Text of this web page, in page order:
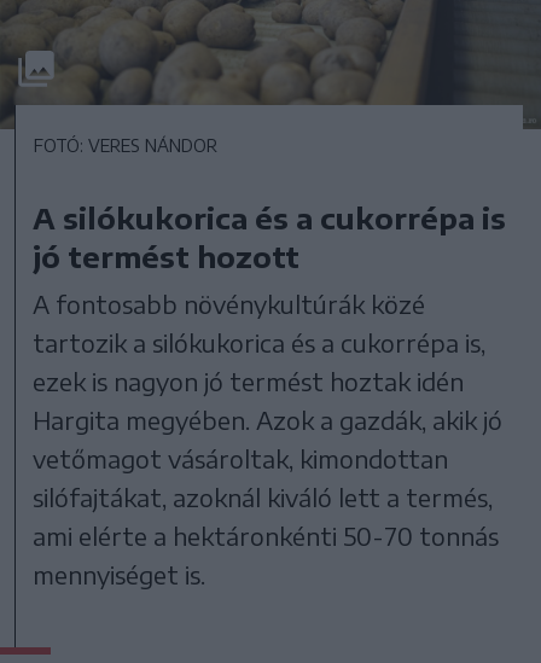
FOTÓ: VERES NÁNDOR
A silókukorica és a cukorrépa is
jó termést hozott
A fontosabb növénykultúrák közé
tartozik a silókukorica és a cukorrépa is,
ezek is nagyon jó termést hoztak idén
Hargita megyében. Azok a gazdák, akik jó
vetőmagot vásároltak, kimondottan
silófajtákat, azoknál kiváló lett a termés,
ami elérte a hektáronkénti 50-70 tonnás
mennyiséget is.